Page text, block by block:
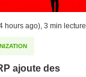
hours ago), 3 min lecture
ajoute des